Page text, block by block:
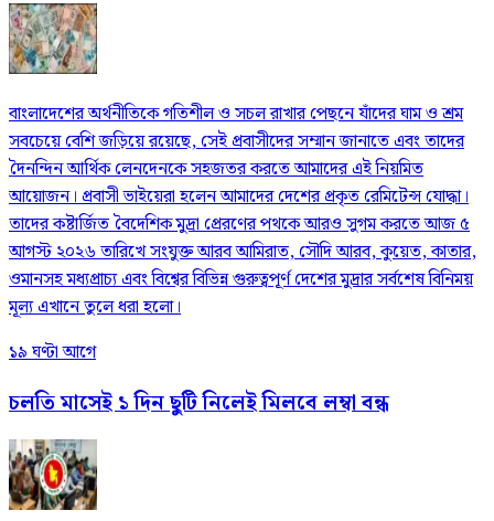
বাংলাদেশের অর্থনীতিকে গতিশীল ও সচল রাখার পেছনে যাঁদের ঘাম ও শ্রম
সবচেয়ে বেশি জড়িয়ে রয়েছে, সেই প্রবাসীদের সম্মান জানাতে এবং তাদের
দৈনন্দিন আর্থিক লেনদেনকে সহজতর করতে আমাদের এই নিয়মিত
আয়োজন। প্রবাসী ভাইয়েরা হলেন আমাদের দেশের প্রকৃত রেমিটেন্স যোদ্ধা।
তাদের কষ্টার্জিত বৈদেশিক মুদ্রা প্রেরণের পথকে আরও সুগম করতে আজ ৫
আগস্ট ২০২৬ তারিখে সংযুক্ত আরব আমিরাত, সৌদি আরব, কুয়েত, কাতার,
ওমানসহ মধ্যপ্রাচ্য এবং বিশ্বের বিভিন্ন গুরুত্বপূর্ণ দেশের মুদ্রার সর্বশেষ বিনিময়
মূল্য এখানে তুলে ধরা হলো।
১৯ ঘণ্টা আগে
চলতি মাসেই ১ দিন ছুটি নিলেই মিলবে লম্বা বন্ধ